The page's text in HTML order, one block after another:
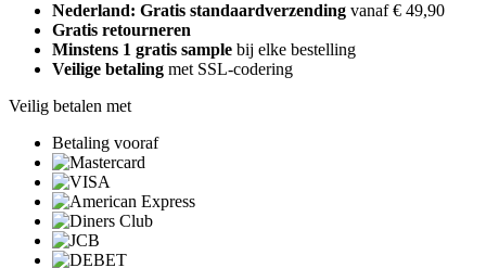
Nederland: Gratis standaardverzending vanaf € 49,90
Gratis retourneren
Minstens 1 gratis sample bij elke bestelling
Veilige betaling met SSL-codering
Veilig betalen met
Betaling vooraf